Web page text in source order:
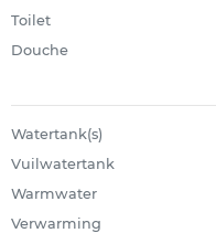
Toilet
Douche
Watertank(s)
Vuilwatertank
Warmwater
Verwarming